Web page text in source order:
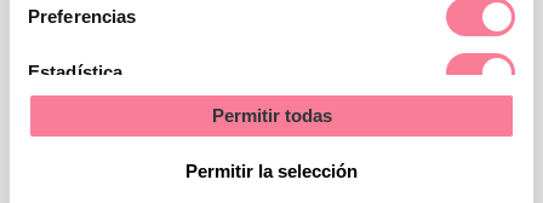
Preferencias
Estadística
Permitir todas
Permitir la selección
Los niños pueden seguir sintiendo las
dudas e inseguridades del divorcio de sus
padres hasta 2 o 3 años después, por eso
siempre tenemos que estar dispuestos a
creamos ya resueltas porque todo